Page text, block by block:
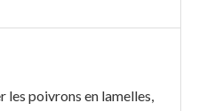
les poivrons en lamelles,